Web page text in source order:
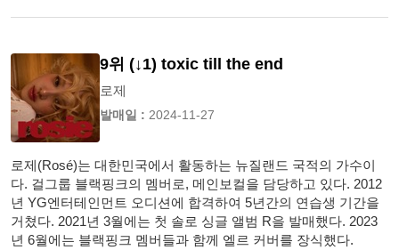
9위 (↓1) toxic till the end
로제
발매일 : 2024-11-27
로제(Rosé)는 대한민국에서 활동하는 뉴질랜드 국적의 가수이
다. 걸그룹 블랙핑크의 멤버로, 메인보컬을 담당하고 있다. 2012
년 YG엔터테인먼트 오디션에 합격하여 5년간의 연습생 기간을
거쳤다. 2021년 3월에는 첫 솔로 싱글 앨범 R을 발매했다. 2023
년 6월에는 블랙핑크 멤버들과 함께 엘르 커버를 장식했다.